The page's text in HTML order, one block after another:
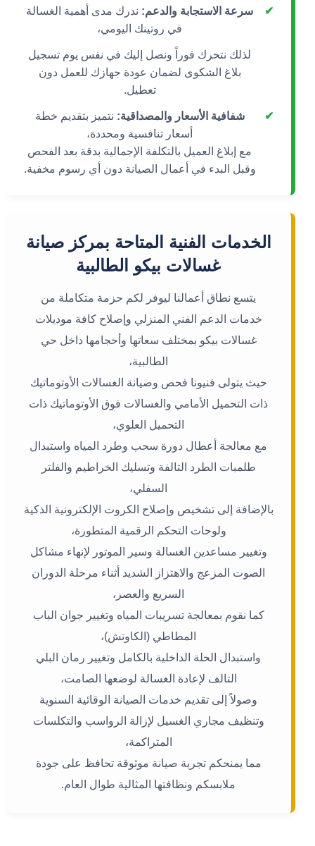
✔ سرعة الاستجابة والدعم: ندرك مدى أهمية الغسالة
في روتينك اليومي،
لذلك نتحرك فوراً ونصل إليك في نفس يوم تسجيل
بلاغ الشكوى لضمان عودة جهازك للعمل دون
تعطيل.
✔ شفافية الأسعار والمصداقية: نتميز بتقديم خطة
أسعار تنافسية ومحددة،
مع إبلاغ العميل بالتكلفة الإجمالية بدقة بعد الفحص
وقبل البدء في أعمال الصيانة دون أي رسوم مخفية.
الخدمات الفنية المتاحة بمركز صيانة
غسالات بيكو الطالبية
يتسع نطاق أعمالنا ليوفر لكم حزمة متكاملة من
خدمات الدعم الفني المنزلي وإصلاح كافة موديلات
غسالات بيكو بمختلف سعاتها وأحجامها داخل حي
الطالبية،
حيث يتولى فنيونا فحص وصيانة الغسالات الأوتوماتيك
ذات التحميل الأمامي والغسالات فوق الأوتوماتيك ذات
التحميل العلوي،
مع معالجة أعطال دورة سحب وطرد المياه واستبدال
طلمبات الطرد التالفة وتسليك الخراطيم والفلتر
السفلي،
بالإضافة إلى تشخيص وإصلاح الكروت الإلكترونية الذكية
ولوحات التحكم الرقمية المتطورة،
وتغيير مساعدين الغسالة وسير الموتور لإنهاء مشاكل
الصوت المزعج والاهتزاز الشديد أثناء مرحلة الدوران
السريع والعصر،
كما نقوم بمعالجة تسريبات المياه وتغيير جوان الباب
المطاطي (الكاوتش)،
واستبدال الحلة الداخلية بالكامل وتغيير رمان البلي
التالف لإعادة الغسالة لوضعها الصامت،
وصولاً إلى تقديم خدمات الصيانة الوقائية السنوية
وتنظيف مجاري الغسيل لإزالة الرواسب والتكلسات
المتراكمة،
مما يمنحكم تجربة صيانة موثوقة تحافظ على جودة
ملابسكم ونظافتها المثالية طوال العام.